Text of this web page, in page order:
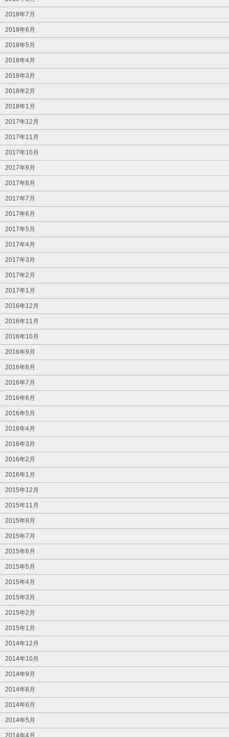
2018年7月
2018年6月
2018年5月
2018年4月
2018年3月
2018年2月
2018年1月
2017年12月
2017年11月
2017年10月
2017年9月
2017年8月
2017年7月
2017年6月
2017年5月
2017年4月
2017年3月
2017年2月
2017年1月
2016年12月
2016年11月
2016年10月
2016年9月
2016年8月
2016年7月
2016年6月
2016年5月
2016年4月
2016年3月
2016年2月
2016年1月
2015年12月
2015年11月
2015年8月
2015年7月
2015年6月
2015年5月
2015年4月
2015年3月
2015年2月
2015年1月
2014年12月
2014年10月
2014年9月
2014年8月
2014年6月
2014年5月
2014年4月